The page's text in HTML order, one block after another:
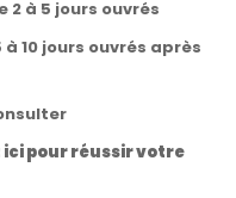
à 5 jours ouvrés
10 jours ouvrés après
ici pour réussir votre